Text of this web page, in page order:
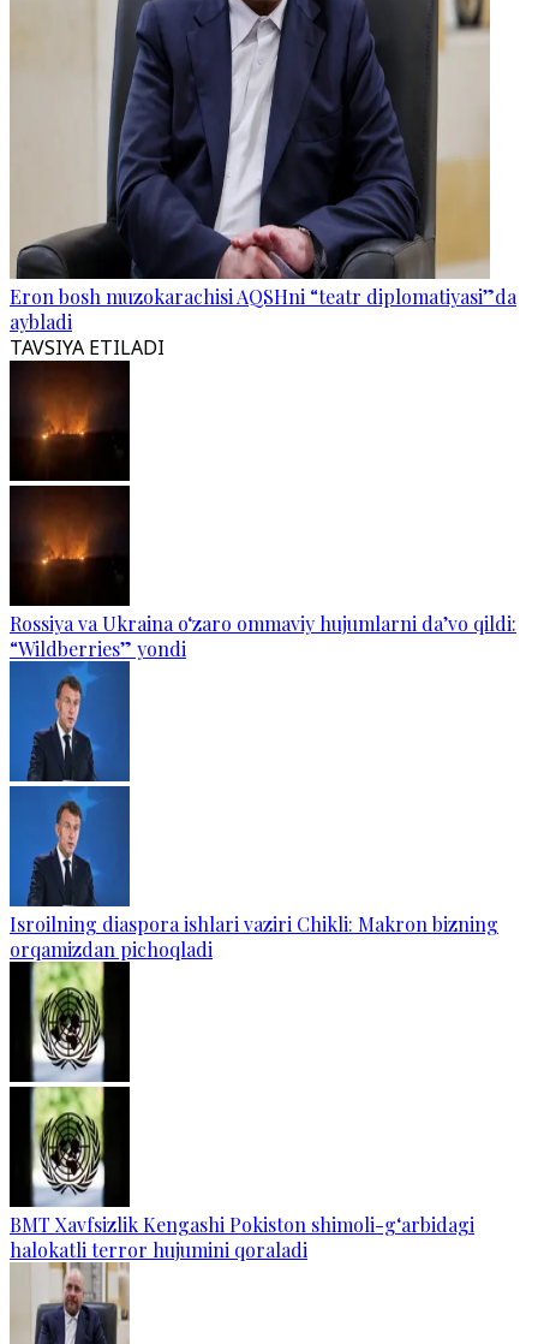
Eron bosh muzokarachisi AQSHni “teatr diplomatiyasi”da
aybladi
TAVSIYA ETILADI
Rossiya va Ukraina o‘zaro ommaviy hujumlarni da’vo qildi:
“Wildberries” yondi
Isroilning diaspora ishlari vaziri Chikli: Makron bizning
orqamizdan pichoqladi
BMT Xavfsizlik Kengashi Pokiston shimoli-g‘arbidagi
halokatli terror hujumini qoraladi